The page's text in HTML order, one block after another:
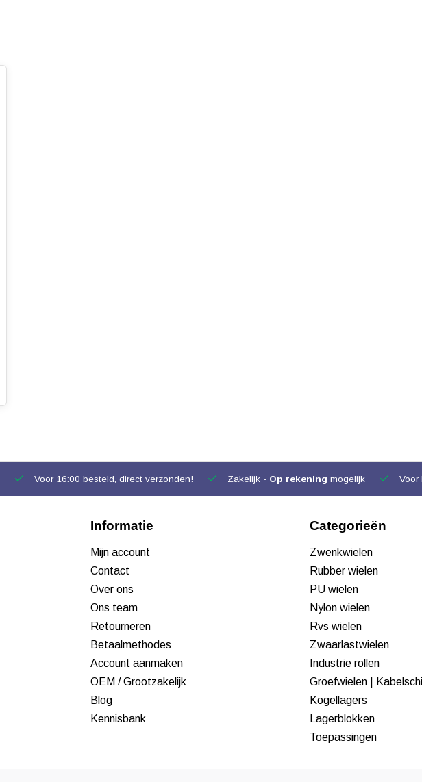
Voor 16:00 besteld, direct verzonden! Zakelijk - Op rekening mogelijk Voor
Informatie
Mijn account
Contact
Over ons
Ons team
Retourneren
Betaalmethodes
Account aanmaken
OEM / Grootzakelijk
Blog
Kennisbank
Categorieën
Zwenkwielen
Rubber wielen
PU wielen
Nylon wielen
Rvs wielen
Zwaarlastwielen
Industrie rollen
Groefwielen |
Kogellagers
Lagerblokken
Toepassingen